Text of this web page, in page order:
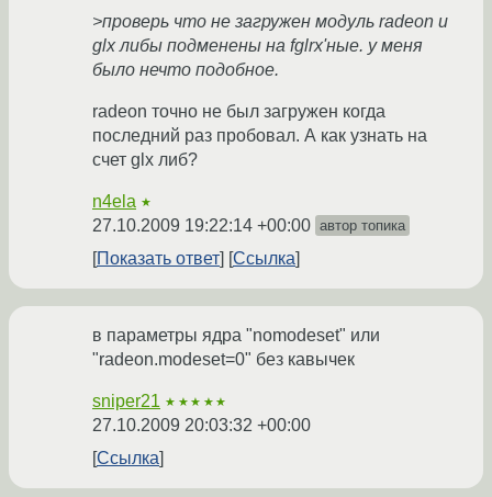
>проверь что не загружен модуль radeon и
glx либы подменены на fglrx'ные. у меня
было нечто подобное.
radeon точно не был загружен когда
последний раз пробовал. А как узнать на
счет glx либ?
n4ela ★
27.10.2009 19:22:14 +00:00 автор топика
Показать ответ Ссылка
в параметры ядра "nomodeset" или
"radeon.modeset=0" без кавычек
sniper21 ★★★★★
27.10.2009 20:03:32 +00:00
Ссылка